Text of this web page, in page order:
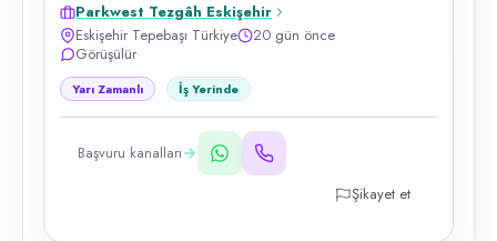
Parkwest Tezgâh Eskişehir
Eskişehir Tepebaşı Türkiye
20 gün önce
Görüşülür
Yarı Zamanlı İş Yerinde
Başvuru kanalları
Şikayet et